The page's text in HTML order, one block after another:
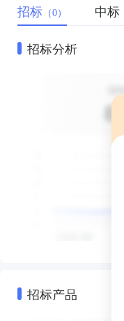
招标 （0） 中标
招标分析
招标产品